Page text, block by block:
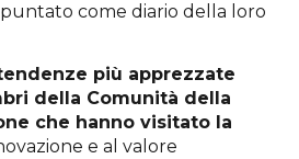
come diario della loro
più apprezzate
della Comunità della
che hanno visitato la
e al valore